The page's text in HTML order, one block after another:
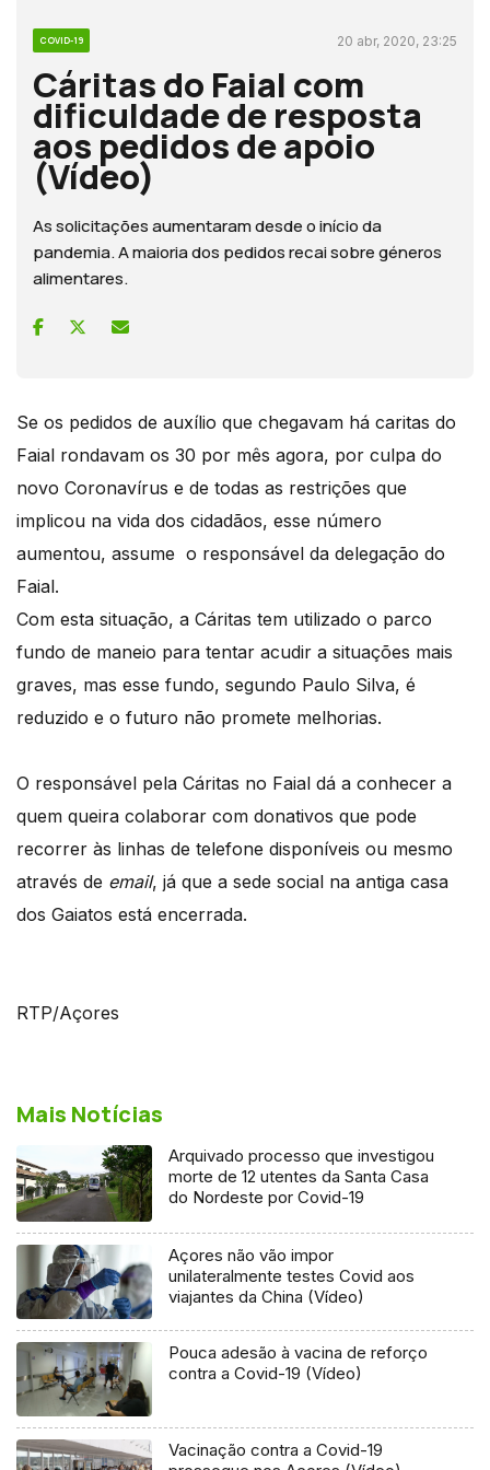
COVID-19 20 abr, 2020, 23:25
Cáritas do Faial com
dificuldade de resposta
aos pedidos de apoio
(Vídeo)
As solicitações aumentaram desde o início da
pandemia. A maioria dos pedidos recai sobre géneros
alimentares.
Se os pedidos de auxílio que chegavam há caritas do
Faial rondavam os 30 por mês agora, por culpa do
novo Coronavírus e de todas as restrições que
implicou na vida dos cidadãos, esse número
aumentou, assume o responsável da delegação do
Faial.
Com esta situação, a Cáritas tem utilizado o parco
fundo de maneio para tentar acudir a situações mais
graves, mas esse fundo, segundo Paulo Silva, é
reduzido e o futuro não promete melhorias.
O responsável pela Cáritas no Faial dá a conhecer a
quem queira colaborar com donativos que pode
recorrer às linhas de telefone disponíveis ou mesmo
através de email, já que a sede social na antiga casa
dos Gaiatos está encerrada.
RTP/Açores
Mais Notícias
Arquivado processo que investigou
morte de 12 utentes da Santa Casa
do Nordeste por Covid-19
Açores não vão impor
unilateralmente testes Covid aos
viajantes da China (Vídeo)
Pouca adesão à vacina de reforço
contra a Covid-19 (Vídeo)
Vacinação contra a Covid-19